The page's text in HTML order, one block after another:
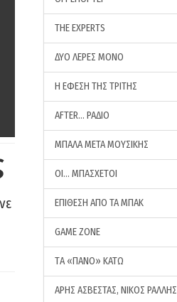
THE EXPERTS
ΔΥΟ ΛΕΡΕΣ ΜΟΝΟ
Η ΕΦΕΣΗ ΤΗΣ ΤΡΙΤΗΣ
AFTER… ΡΑΔΙΟ
ΜΠΑΛΑ ΜΕΤΑ ΜΟΥΣΙΚΗΣ
ΟΙ… ΜΠΑΣΧΕΤΟΙ
ΕΠΙΘΕΣΗ ΑΠΟ ΤΑ ΜΠΑΚ
GAME ZONE
ΤA «ΠΑΝΟ» ΚΑΤΩ
ΑΡΗΣ ΑΣΒΕΣΤΑΣ, ΝΙΚΟΣ ΡΑΛΛΗΣ